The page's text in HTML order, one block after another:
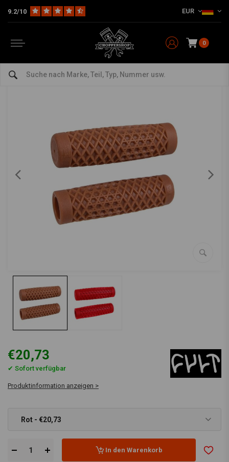
9.2/10 EUR
0
Teile & Zubehör Vans x Cult Waffle Griff 1" | Modell Wählen
bekijk alles van Cult Crew
Vans x Cult Waffle Griff 1" | Modell Wählen
€20,73
✔ Sofort verfügbar
Produktinformation anzeigen >
Rot - €20,73
In den Warenkorb